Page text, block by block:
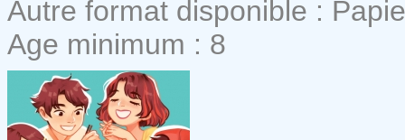
Autre format disponible :
Age minimum : 8